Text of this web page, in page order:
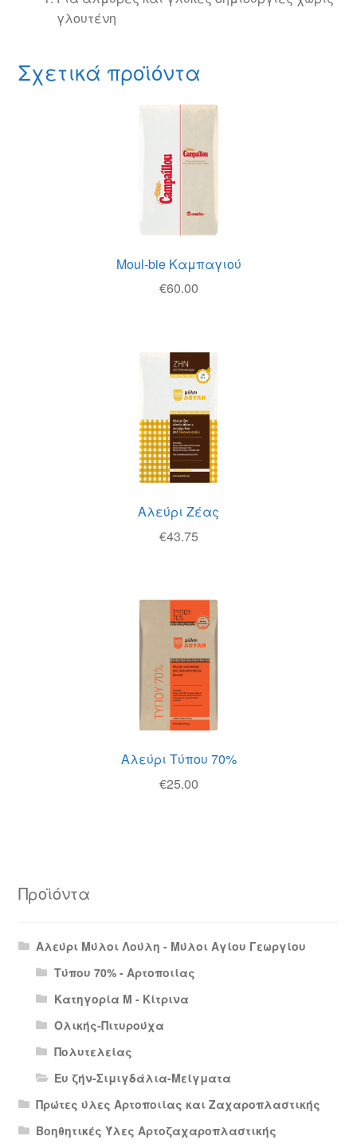
γλουτένη
Σχετικά προϊόντα
Moul-bie Καμπαγιού
€60.00
Αλεύρι Ζέας
€43.75
Αλεύρι Τύπου 70%
€25.00
Προϊόντα
Αλεύρι Μύλοι Λούλη - Μύλοι Αγίου Γεωργίου
Τύπου 70% - Αρτοποιίας
Κατηγορία Μ - Κίτρινα
Ολικής-Πιτυρούχα
Πολυτελείας
Ευ ζήν-Σιμιγδάλια-Μείγματα
Πρώτες ύλες Αρτοποιίας και Ζαχαροπλαστικής
Βοηθητικές Ύλες Αρτοζαχαροπλαστικής